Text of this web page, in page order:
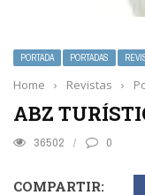
PORTADA PORTADAS
Home › Revistas ›
ABZ
36502 0
COMPARTIR: